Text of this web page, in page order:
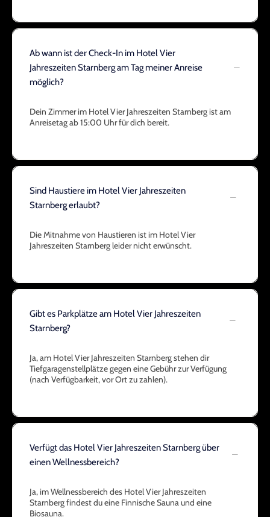
Ab wann ist der Check-In im Hotel Vier
Jahreszeiten Starnberg am Tag meiner Anreise
möglich?
Dein Zimmer im Hotel Vier Jahreszeiten Starnberg ist am
Anreisetag ab 15:00 Uhr für dich bereit.
Sind Haustiere im Hotel Vier Jahreszeiten
Starnberg erlaubt?
Die Mitnahme von Haustieren ist im Hotel Vier
Jahreszeiten Starnberg leider nicht erwünscht.
Gibt es Parkplätze am Hotel Vier Jahreszeiten
Starnberg?
Ja, am Hotel Vier Jahreszeiten Starnberg stehen dir
Tiefgaragenstellplätze gegen eine Gebühr zur Verfügung
(nach Verfügbarkeit, vor Ort zu zahlen).
Verfügt das Hotel Vier Jahreszeiten Starnberg über
einen Wellnessbereich?
Ja, im Wellnessbereich des Hotel Vier Jahreszeiten
Starnberg findest du eine Finnische Sauna und eine
Biosauna.